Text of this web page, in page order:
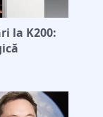
la K200: